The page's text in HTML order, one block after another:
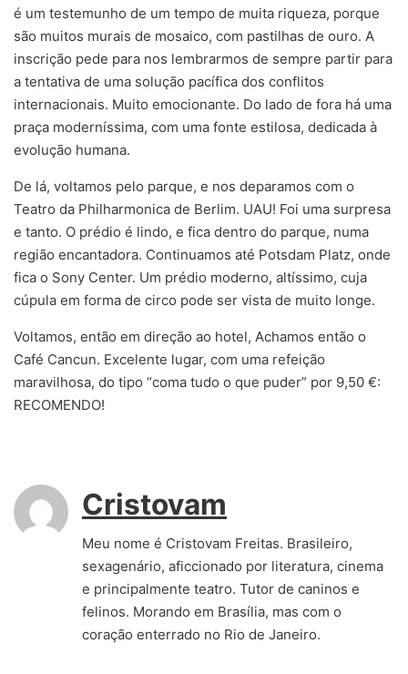
é um testemunho de um tempo de muita riqueza, porque
são muitos murais de mosaico, com pastilhas de ouro. A
inscrição pede para nos lembrarmos de sempre partir para
a tentativa de uma solução pacífica dos conflitos
internacionais. Muito emocionante. Do lado de fora há uma
praça moderníssima, com uma fonte estilosa, dedicada à
evolução humana.
De lá, voltamos pelo parque, e nos deparamos com o
Teatro da Philharmonica de Berlim. UAU! Foi uma surpresa
e tanto. O prédio é lindo, e fica dentro do parque, numa
região encantadora. Continuamos até Potsdam Platz, onde
fica o Sony Center. Um prédio moderno, altíssimo, cuja
cúpula em forma de circo pode ser vista de muito longe.
Voltamos, então em direção ao hotel, Achamos então o
Café Cancun. Excelente lugar, com uma refeição
maravilhosa, do tipo “coma tudo o que puder” por 9,50 €:
RECOMENDO!
Cristovam
Meu nome é Cristovam Freitas. Brasileiro,
sexagenário, aficcionado por literatura, cinema
e principalmente teatro. Tutor de caninos e
felinos. Morando em Brasília, mas com o
coração enterrado no Rio de Janeiro.